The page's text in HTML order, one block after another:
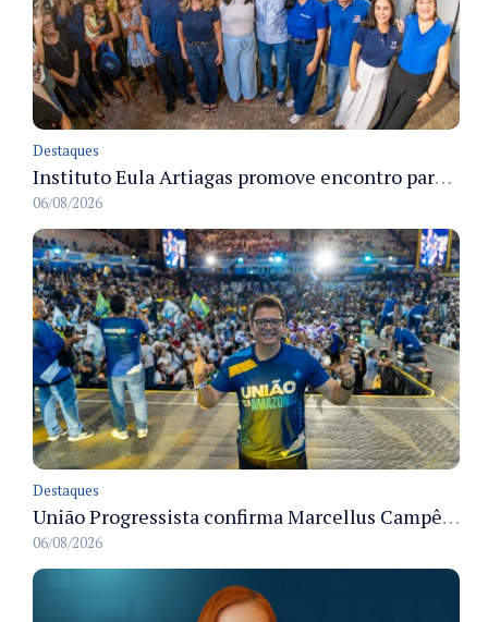
Destaques
Instituto Eula Artiagas promove encontro para discutir melhorias para o bairro Petrópolis
06/08/2026
Destaques
União Progressista confirma Marcellus Campêlo como candidato a deputado estadual
06/08/2026